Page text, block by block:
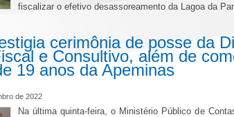
fiscalizar o efetivo desassoreamento da Lagoa da
cerimônia de posse da
e Consultivo, além de
19 anos da Apeminas
de 2022
Na última quinta-feira, o Ministério Público de